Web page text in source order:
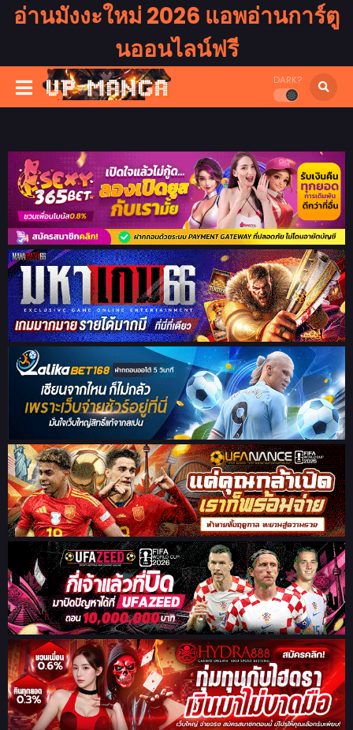
อ่านมังงะใหม่ 2026 แอพอ่านการ์ตู
นออนไลน์ฟรี
DARK?